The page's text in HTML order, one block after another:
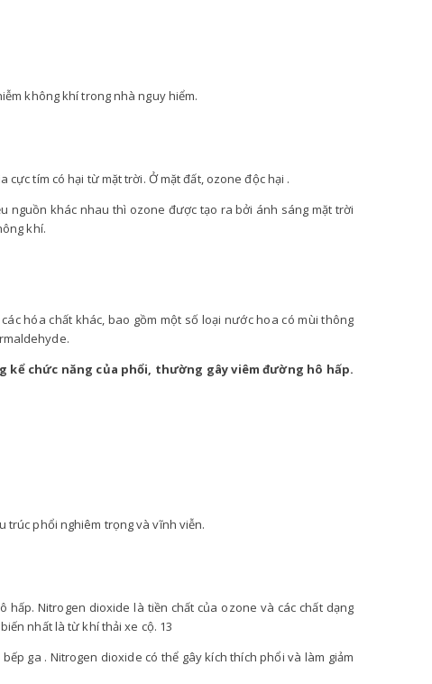
không khí trong nhà nguy hiểm.
tím có hại từ mặt trời. Ở mặt đất, ozone độc ​​hại .
nguồn khác nhau thì ozone được tạo ra bởi ánh sáng mặt trời
khí.
hóa chất khác, bao gồm một số loại nước hoa có mùi thông
kể chức năng của phổi, thường gây viêm đường hô hấp.
trúc phổi nghiêm trọng và vĩnh viễn.
Nitrogen dioxide là tiền chất của ozone và các chất dạng
nhất là từ khí thải xe cộ. 13
ga . Nitrogen dioxide có thể gây kích thích phổi và làm giảm